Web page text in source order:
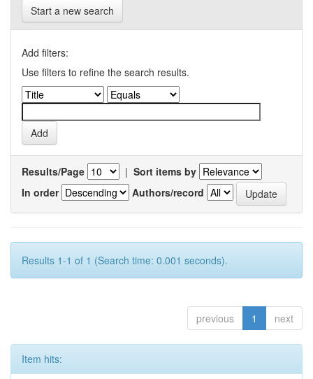
Start a new search
Add filters:
Use filters to refine the search results.
Results/Page | Sort items by
In order
Authors/record
Results 1-1 of 1 (Search time: 0.001 seconds).
previous 1 next
Item hits: